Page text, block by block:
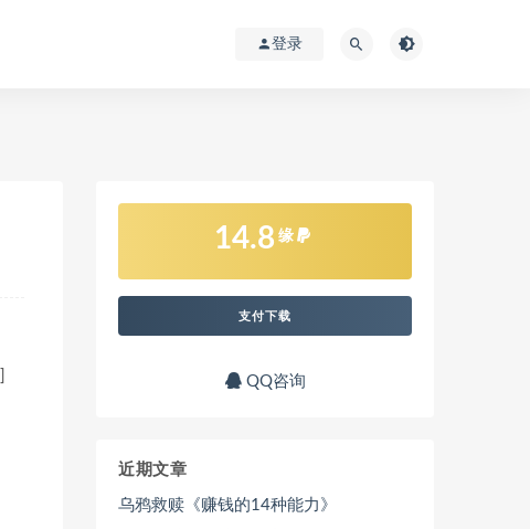
登录
14.8 缘
支付下载
QQ咨询
近期文章
乌鸦救赎《赚钱的14种能力》